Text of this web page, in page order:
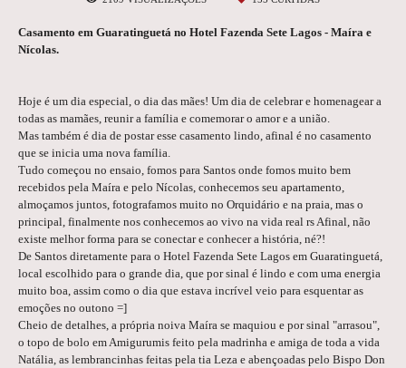
Casamento em Guaratinguetá no Hotel Fazenda Sete Lagos - Maíra e
Nícolas.
Hoje é um dia especial, o dia das mães! Um dia de celebrar e homenagear a
todas as mamães, reunir a família e comemorar o amor e a união.
Mas também é dia de postar esse casamento lindo, afinal é no casamento
que se inicia uma nova família.
Tudo começou no ensaio, fomos para Santos onde fomos muito bem
recebidos pela Maíra e pelo Nícolas, conhecemos seu apartamento,
almoçamos juntos, fotografamos muito no Orquidário e na praia, mas o
principal, finalmente nos conhecemos ao vivo na vida real rs Afinal, não
existe melhor forma para se conectar e conhecer a história, né?!
De Santos diretamente para o Hotel Fazenda Sete Lagos em Guaratinguetá,
local escolhido para o grande dia, que por sinal é lindo e com uma energia
muito boa, assim como o dia que estava incrível veio para esquentar as
emoções no outono =]
Cheio de detalhes, a própria noiva Maíra se maquiou e por sinal "arrasou",
o topo de bolo em Amigurumis feito pela madrinha e amiga de toda a vida
Natália, as lembrancinhas feitas pela tia Leza e abençoadas pelo Bispo Don